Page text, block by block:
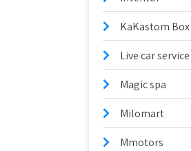
KaKastom Box
Live car service
Magic spa
Milomart
Mmotors